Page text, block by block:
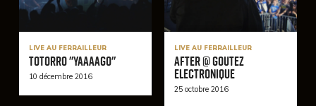
LIVE AU FERRAILLEUR
Totorro "Yaaaago"
10 décembre 2016
LIVE AU FERRAILLEUR
After @ Goutez
Electronique
25 octobre 2016